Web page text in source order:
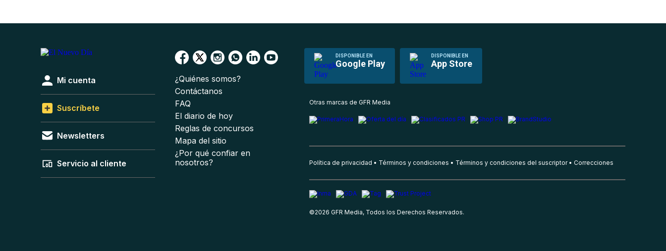
DISPONIBLE EN
Google Play
DISPONIBLE EN
App Store
Mi cuenta
Suscríbete
Newsletters
Servicio al cliente
¿Quiénes somos?
Contáctanos
FAQ
El diario de hoy
Reglas de concursos
Mapa del sitio
¿Por qué confiar en
nosotros?
Otras marcas de GFR Media
Política de privacidad Términos y condiciones Términos y condiciones del suscriptor Correcciones
©2026 GFR Media, Todos los Derechos Reservados.